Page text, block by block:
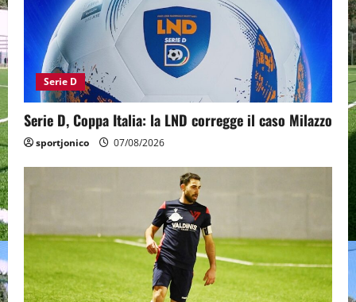
Serie D
Serie D, Coppa Italia: la LND corregge il caso Milazzo
sportjonico 07/08/2026